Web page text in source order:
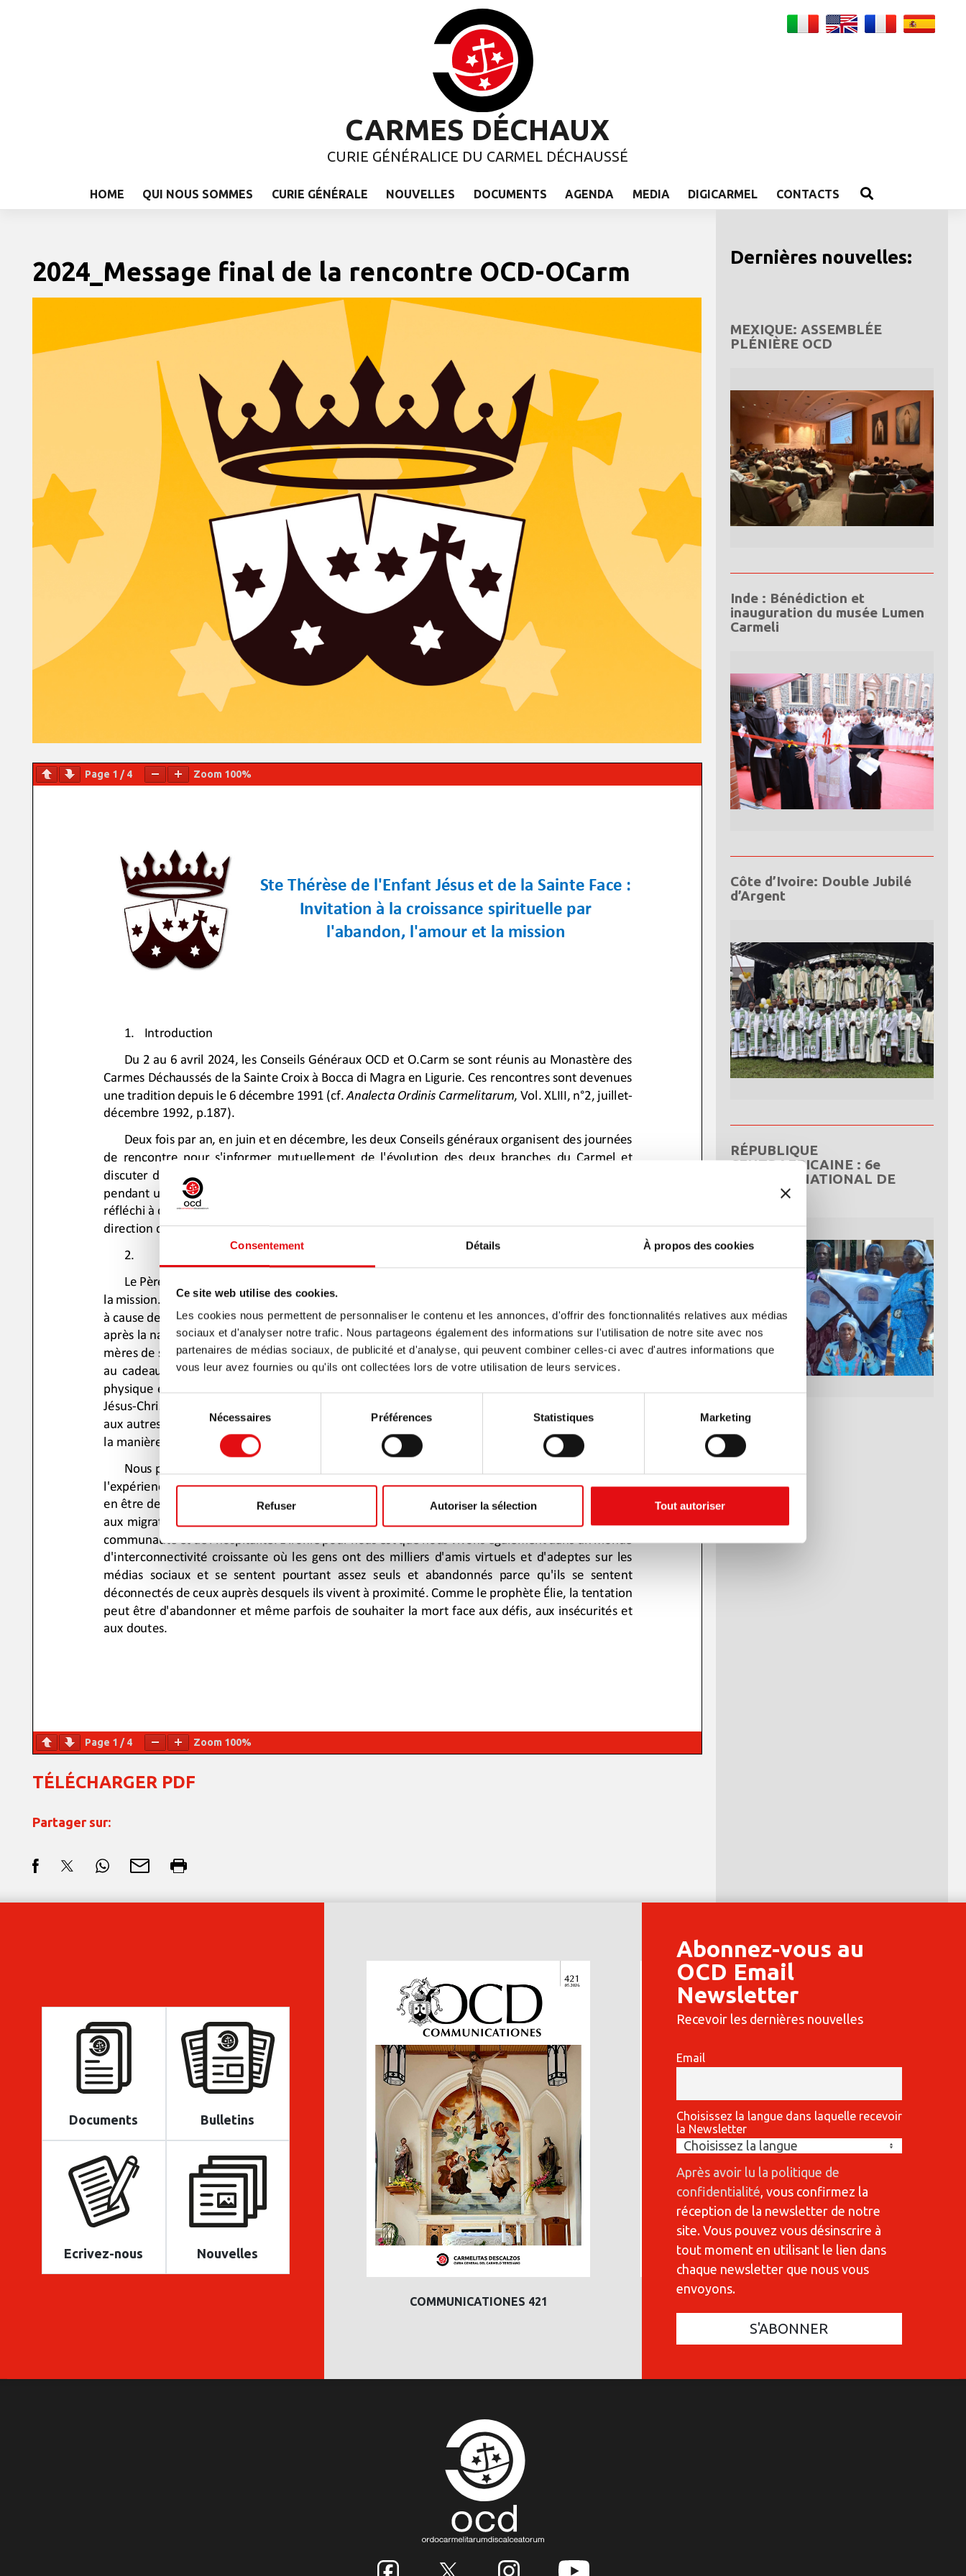
Consentement Détails À propos des cookies
Ce site web utilise des cookies.
Les cookies nous permettent de personnaliser le contenu et les annonces, d'offrir des fonctionnalités relatives aux médias
sociaux et d'analyser notre trafic. Nous partageons également des informations sur l'utilisation de notre site avec nos
partenaires de médias sociaux, de publicité et d'analyse, qui peuvent combiner celles-ci avec d'autres informations que
vous leur avez fournies ou qu'ils ont collectées lors de votre utilisation de leurs services.
consentement
Nécessaires Préférences Statistiques Marketing
Refuser Autoriser la sélection Tout autoriser
CARMES DÉCHAUX
CURIE GÉNÉRALICE DU CARMEL DÉCHAUSSÉ
HOME QUI NOUS SOMMES CURIE GÉNÉRALE NOUVELLES DOCUMENTS AGENDA MEDIA DIGICARMEL CONTACTS
2024_Message final de la rencontre OCD-OCarm
Page 1 /4 Zoom 100%
Page 1 /4 Zoom 100%
TÉLÉCHARGER PDF
Partager sur:
Dernières nouvelles:
MEXIQUE: ASSEMBLÉE
PLÉNIÈRE OCD
Inde : Bénédiction et
inauguration du musée Lumen
Carmeli
Côte d’Ivoire: Double Jubilé
d’Argent
RÉPUBLIQUE
CENTRAFRICAINE : 6e
CONGRÈS NATIONAL DE
Documents Bulletins
Ecrivez-nous Nouvelles
COMMUNICATIONES 421
Abonnez-vous au
OCD Email
Newsletter
Recevoir les dernières nouvelles
Email
Choisissez la langue dans laquelle recevoir
la Newsletter
Après avoir lu la politique de
confidentialité , vous confirmez la
réception de la newsletter de notre
site. Vous pouvez vous désinscrire à
tout moment en utilisant le lien dans
chaque newsletter que nous vous
envoyons.